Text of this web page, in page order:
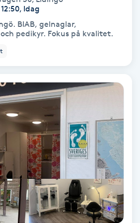
Idag
BIAB, gelnaglar,
pedikyr. Fokus på kvalitet.